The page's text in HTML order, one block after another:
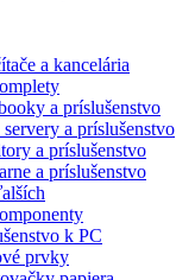
a kancelária
a príslušenstvo
a príslušenstvo
a príslušenstvo
a príslušenstvo
k PC
prvky